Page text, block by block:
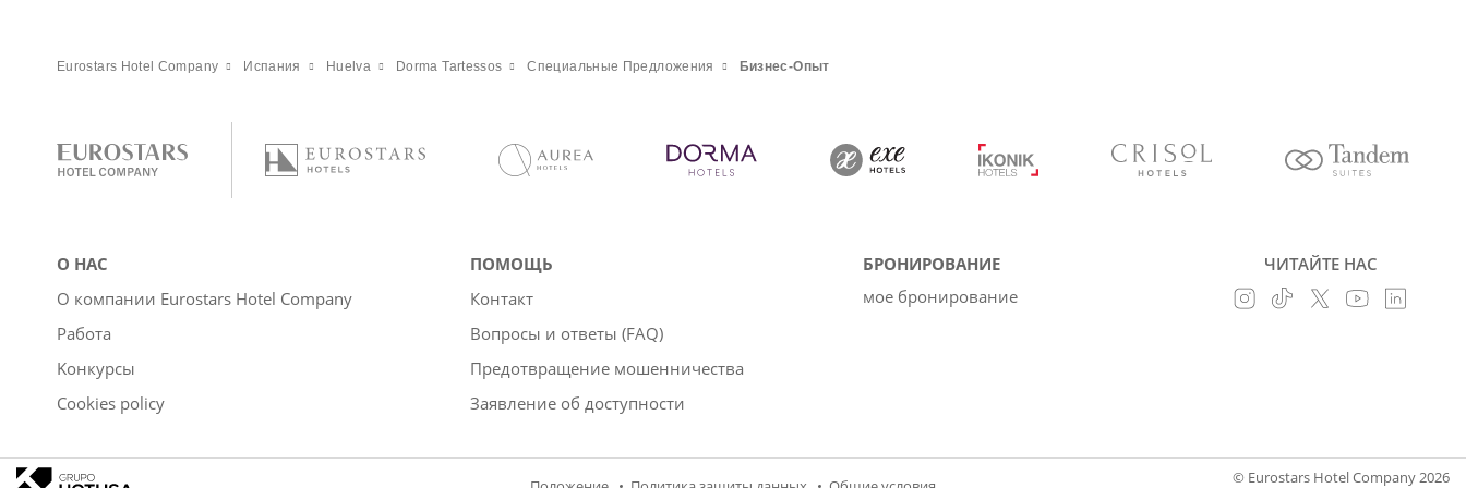
Eurostars Hotel Company Испания Huelva Dorma Tartessos Специальные Предложения Бизнес-Опыт
О НАС
О компании Eurostars Hotel Company
Работа
Kонкурсы
Cookies policy
ПОМОЩЬ
Контакт
Вопросы и ответы (FAQ)
Предотвращение мошенничества
Заявление об доступности
БРОНИРОВАНИЕ
мое бронирование
ЧИТАЙТЕ НАС
© Eurostars Hotel Company 2026